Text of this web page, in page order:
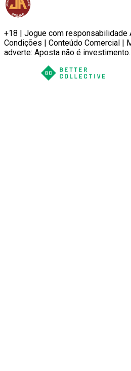
+18 | Jogue com responsabilidade
Condições | Conteúdo Comercial |
adverte: Aposta não é investimento.